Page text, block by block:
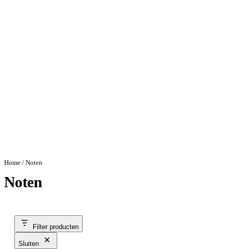
Home / Noten
Noten
Filter producten
Sluiten